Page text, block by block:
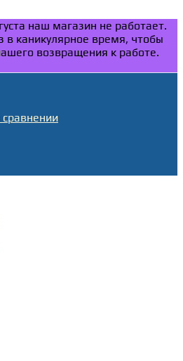
наш магазин не работает.
в каникулярное время, чтобы
возвращения к работе.